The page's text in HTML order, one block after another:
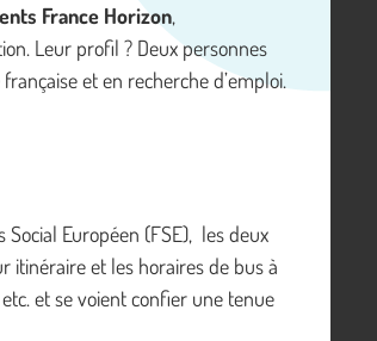
France Horizon,
Leur profil ? Deux personnes
et en recherche d’emploi.
Européen (FSE), les deux
itinéraire et les horaires de bus à
et se voient confier une tenue